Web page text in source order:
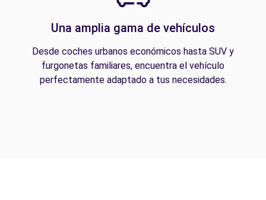
Una amplia gama de vehículos
Desde coches urbanos económicos hasta SUV y
furgonetas familiares, encuentra el vehículo
perfectamente adaptado a tus necesidades.